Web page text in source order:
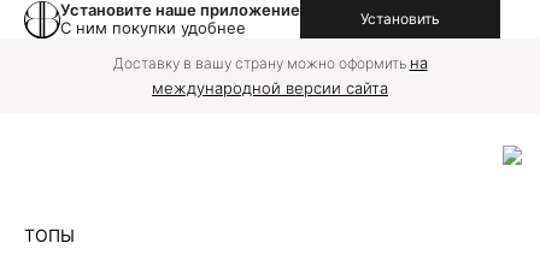
Установите наше приложение
С ним покупки удобнее
Установить
Доставку в вашу страну можно оформить на
международной версии сайта
ТОПЫ